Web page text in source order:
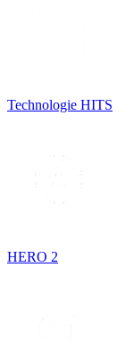
Technologie HITS
HERO 2